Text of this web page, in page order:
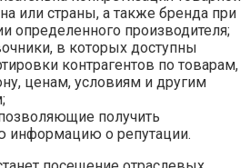
или страны, а также бренда при
определенного производителя;
в которых доступны
контрагентов по товарам,
ценам, условиям и другим
получить
о репутации.